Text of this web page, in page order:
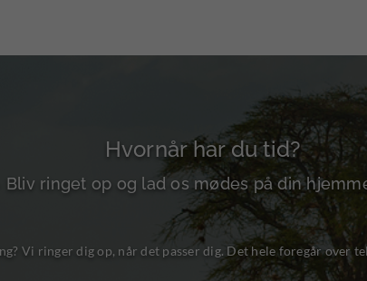
Hvornår har du tid?
Bliv ringet op og lad os mødes på din
Vi ringer dig op, når det passer dig. Det hele foregår over